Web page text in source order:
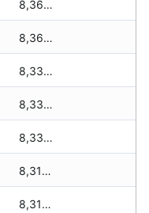
8,363 zł
8,363 zł
8,338 zł
8,338 zł
8,338 zł
8,318 zł
8,318 zł